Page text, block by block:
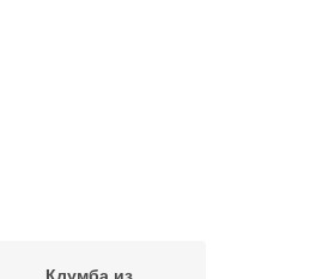
Клумба из